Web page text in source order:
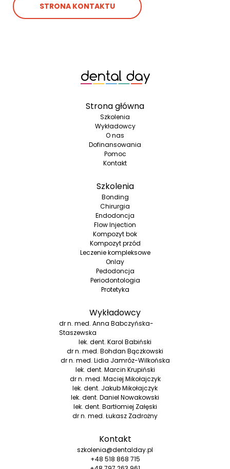
STRONA KONTAKTU
Strona główna
Szkolenia
Wykładowcy
O nas
Dofinansowania
Pomoc
Kontakt
Szkolenia
Bonding
Chirurgia
Endodoncja
Flow Injection
Kompozyt bok
Kompozyt przód
Leczenie kompleksowe
Onlay
Pedodoncja
Periodontologia
Protetyka
Wykładowcy
dr n. med. Anna Babczyńska-
Staszewska
lek. dent. Karol Babiński
dr n. med. Bohdan Bączkowski
dr n. med. Lidia Jamróz-Wilkońska
lek. dent. Marcin Krupiński
dr n. med. Maciej Mikołajczyk
lek. dent. Jakub Mikołajczyk
lek. dent. Daniel Nowakowski
lek. dent. Bartłomiej Załęski
dr n. med. Łukasz Zadrożny
Kontakt
szkolenia@dentalday.pl
+48 518 868 715